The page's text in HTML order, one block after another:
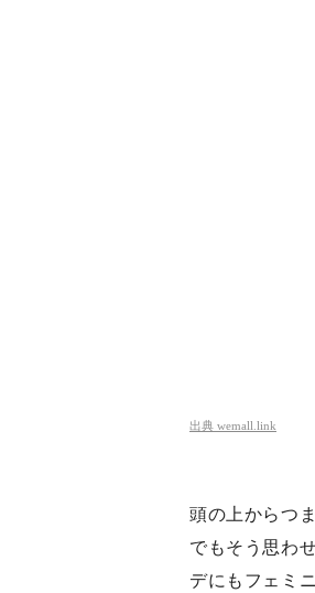
出典 wemall.link
頭の上からつ
でもそう思わ
デにもフェミ